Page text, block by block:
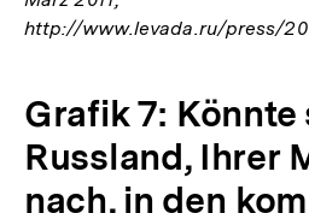
http://www.levada.ru/press/
Grafik 7: Könnte
Russland, Ihrer
nach, in den